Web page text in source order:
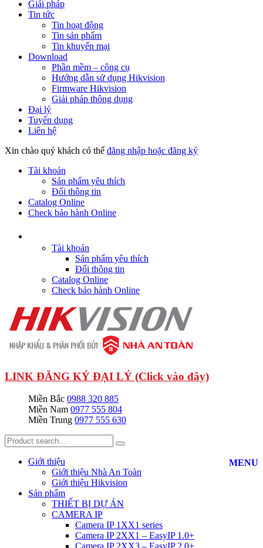
Giải pháp
Tin tức
Tin hoạt động
Tin sản phẩm
Tin khuyến mại
Download
Phần mềm – công cụ
Hướng dẫn sử dụng Hikvision
Firmware Hikvision
Giải pháp thông dụng
Đại lý
Tuyển dụng
Liên hệ
Xin chào quý khách có thể đăng nhập hoặc đăng ký
Tài khoản
Sản phẩm yêu thích
Đổi thông tin
Catalog Online
Check bảo hành Online
Tài khoản
Sản phẩm yêu thích
Đổi thông tin
Catalog Online
Check bảo hành Online
LINK ĐĂNG KÝ ĐẠI LÝ (Click vào đây)
Miền Bắc 0988 320 885
Miền Nam 0977 555 804
Miền Trung 0977 555 630
MENU
Giới thiệu
Giới thiệu Nhà An Toàn
Giới thiệu Hikvision
Sản phẩm
THIẾT BỊ DỰ ÁN
CAMERA IP
Camera IP 1XX1 series
Camera IP 2XX1 – EasyIP 1.0+